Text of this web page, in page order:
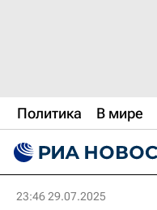
Политика В мире
23:46 29.07.2025